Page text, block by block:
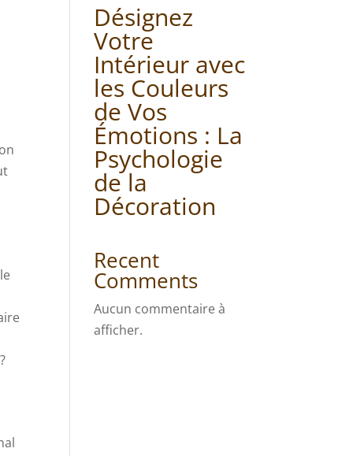
Désignez
Votre
Intérieur avec
les Couleurs
de Vos
Émotions : La
Psychologie
de la
Décoration
Recent
Comments
Aucun commentaire à
afficher.